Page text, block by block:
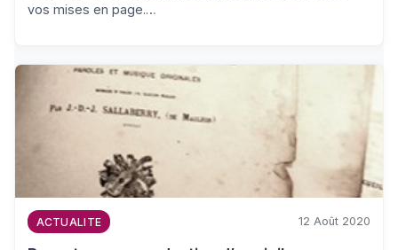
vos mises en page.…
ACTUALITE 12 Août 2020